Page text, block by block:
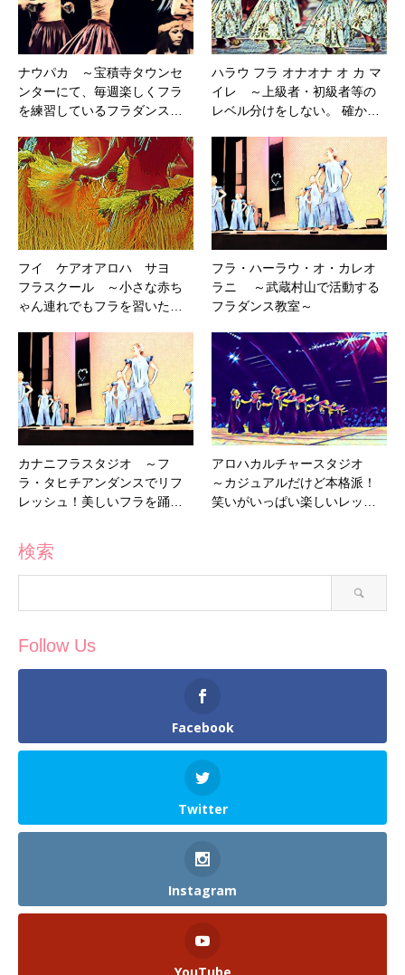
ナウパカ ～宝積寺タウンセ
ンターにて、毎週楽しくフラ
を練習しているフラダンス…
ハラウ フラ オナオナ オ カ マ
イレ ～上級者・初級者等の
レベル分けをしない。 確か…
フイ ケアオアロハ サヨ
フラスクール ～小さな赤ち
ゃん連れでもフラを習いた…
フラ・ハーラウ・オ・カレオ
ラニ ～武蔵村山で活動する
フラダンス教室～
カナニフラスタジオ ～フ
ラ・タヒチアンダンスでリフ
レッシュ！美しいフラを踊…
アロハカルチャースタジオ
～カジュアルだけど本格派！
笑いがいっぱい楽しいレッ…
検索
Follow Us
Facebook
Twitter
Instagram